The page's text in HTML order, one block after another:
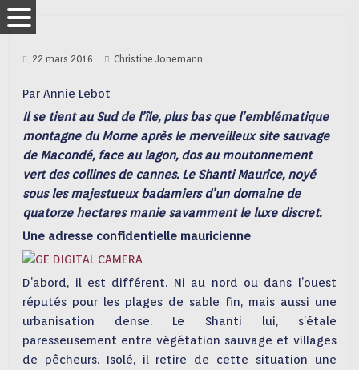
22 mars 2016 Christine Jonemann
Par Annie Lebot
Il se tient au Sud de l’île, plus bas que l’emblématique
montagne du Morne après le merveilleux site sauvage
de Macondé, face au lagon, dos au moutonnement
vert des collines de cannes. Le Shanti Maurice, noyé
sous les majestueux badamiers d’un domaine de
quatorze hectares manie savamment le luxe discret.
Une adresse confidentielle mauricienne
D’abord, il est différent. Ni au nord ou dans l’ouest
réputés pour les plages de sable fin, mais aussi une
urbanisation dense. Le Shanti lui, s’étale
paresseusement entre végétation sauvage et villages
de pêcheurs. Isolé, il retire de cette situation une